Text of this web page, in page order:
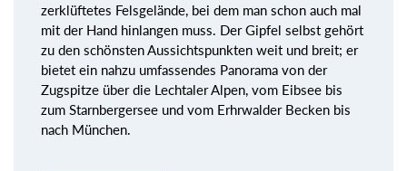
zerklüftetes Felsgelände, bei dem man schon auch mal
mit der Hand hinlangen muss. Der Gipfel selbst gehört
zu den schönsten Aussichtspunkten weit und breit; er
bietet ein nahzu umfassendes Panorama von der
Zugspitze über die Lechtaler Alpen, vom Eibsee bis
zum Starnbergersee und vom Erhrwalder Becken bis
nach München.